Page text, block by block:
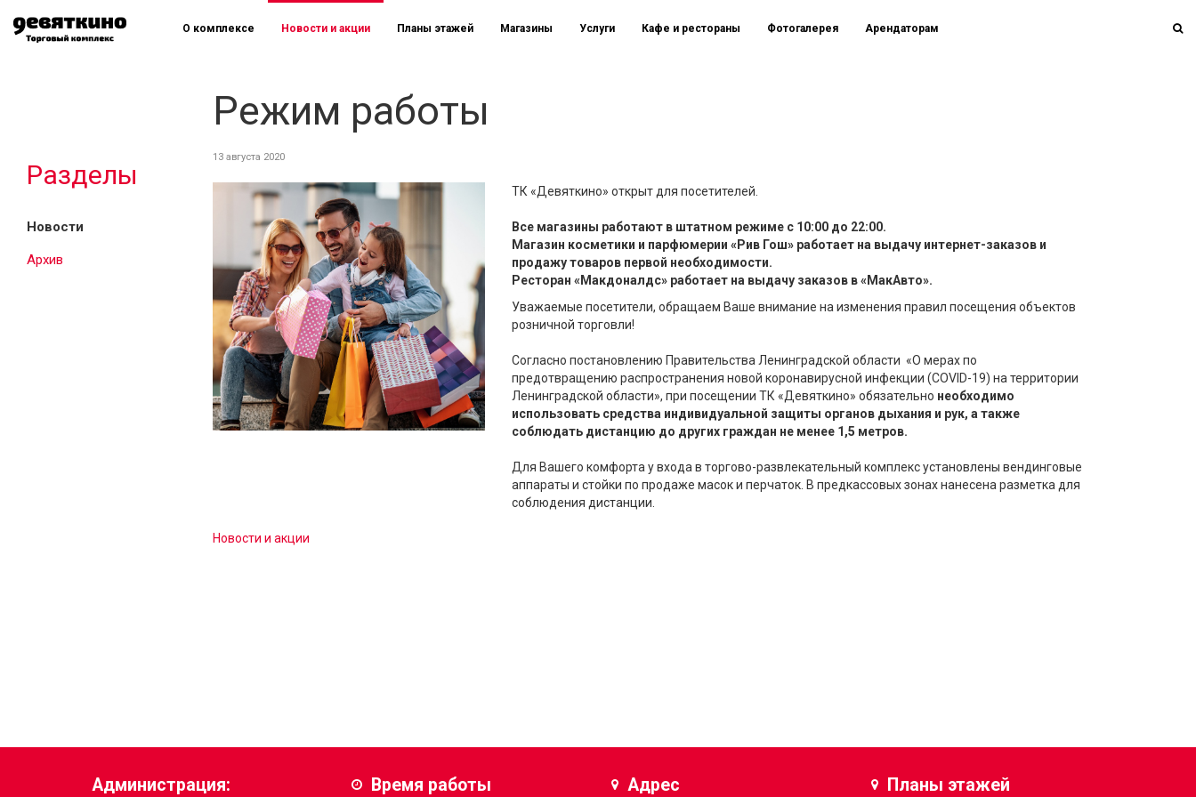
Разделы
Новости
Архив
О комплексе Новости и акции Планы этажей Магазины Услуги Кафе и рестораны Фотогалерея Арендаторам
Режим работы
13 августа 2020
ТК «Девяткино» открыт для посетителей.
Все магазины работают в штатном режиме с 10:00 до 22:00.
Магазин косметики и парфюмерии «Рив Гош» работает на выдачу интернет-заказов и
продажу товаров первой необходимости.
Ресторан «Макдоналдс» работает на выдачу заказов в «МакАвто».
Уважаемые посетители, обращаем Ваше внимание на изменения правил посещения объектов
розничной торговли!
Согласно постановлению Правительства Ленинградской области «О мерах по
предотвращению распространения новой коронавирусной инфекции (COVID-19) на территории
Ленинградской области», при посещении ТК «Девяткино» обязательно необходимо
использовать средства индивидуальной защиты органов дыхания и рук, а также
соблюдать дистанцию до других граждан не менее 1,5 метров.
Для Вашего комфорта у входа в торгово-развлекательный комплекс установлены вендинговые
аппараты и стойки по продаже масок и перчаток. В предкассовых зонах нанесена разметка для
соблюдения дистанции.
Новости и акции
Администрация: Время работы Адрес Планы этажей